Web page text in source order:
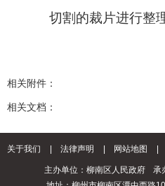
切割的裁片进行整
相关附件：
相关文档：
关于我们 法律声明 网站地图
主办单位：柳南区人民政府
承